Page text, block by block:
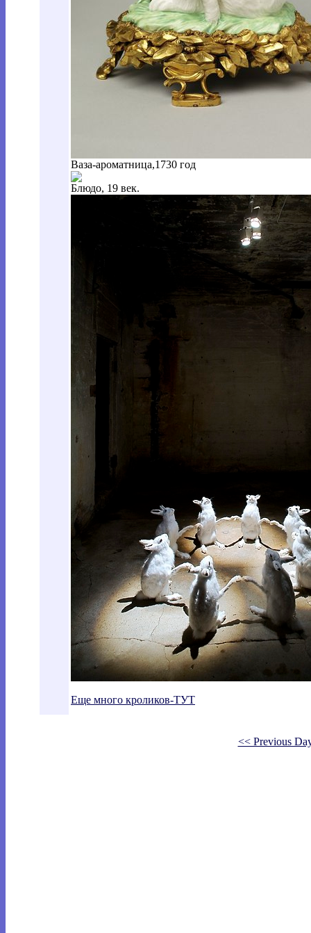
Ваза-ароматница,1730 год
Блюдо, 19 век.
Еще много кроликов-ТУТ
<< Previous